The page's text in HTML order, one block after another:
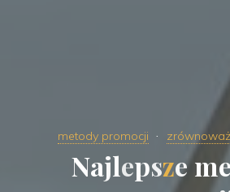
metody promocji
Najlepsze me